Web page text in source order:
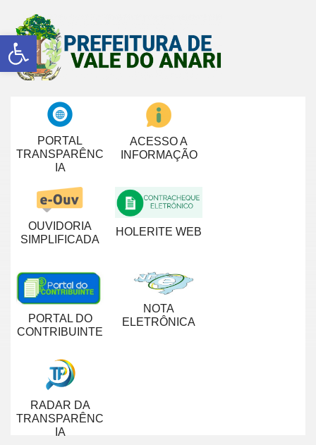
Abrir a barra de ferramentas
PORTAL
TRANSPARÊNC
IA
ACESSO A
INFORMAÇÃO
OUVIDORIA
SIMPLIFICADA
HOLERITE WEB
PORTAL DO
CONTRIBUINTE
NOTA
ELETRÔNICA
RADAR DA
TRANSPARÊNC
IA